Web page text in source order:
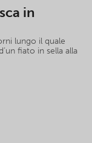
in
lungo il quale
fiato in sella alla